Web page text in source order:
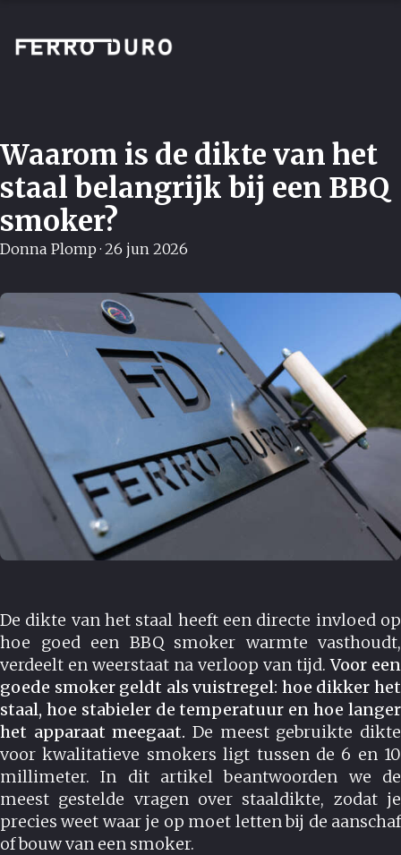
Waarom is de dikte van het
staal belangrijk bij een BBQ
smoker?
Donna Plomp· 26 jun 2026
De dikte van het staal heeft een directe invloed op
hoe goed een BBQ smoker warmte vasthoudt,
verdeelt en weerstaat na verloop van tijd.Voor een
goede smoker geldt als vuistregel: hoe dikker het
staal, hoe stabieler de temperatuur en hoe langer
het apparaat meegaat. De meest gebruikte dikte
voor kwalitatieve smokers ligt tussen de 6 en 10
millimeter. In dit artikel beantwoorden we de
meest gestelde vragen over staaldikte, zodat je
precies weet waar je op moet letten bij de aanschaf
of bouw van een smoker.